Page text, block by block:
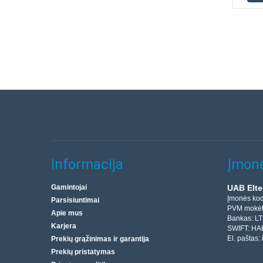
Informacija
Gamintojai
Parsisiuntimai
Apie mus
Karjera
Prekių grąžinimas ir garantija
Prekių pristatymas
UAB
Įmonės
PVM
Bankas:
SWIFT:
El. paštas: